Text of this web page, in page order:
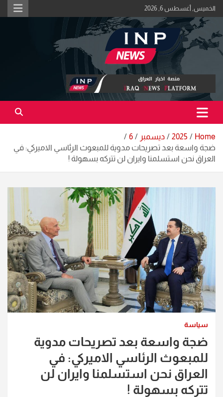
Skip
to
content
الخميس, أغسطس 6, 2026
منصة اخبار العراق
اكبر منصة خبرية في العراق | #الحقيقة_اولاً
Home
2025 ديسمبر
6
ضجة واسعة بعد تصريحات مدوية للمبعوث الرئاسي الاميركي: في
العراق نحن استسلمنا وايران لن تتركه بسهولة !
سياسة
ضجة واسعة بعد تصريحات مدوية
للمبعوث الرئاسي الاميركي: في
العراق نحن استسلمنا وايران لن
تتركه بسهولة !